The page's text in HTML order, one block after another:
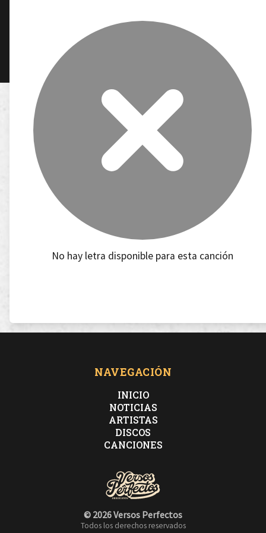
No hay letra disponible para esta canción
NAVEGACIÓN
INICIO
NOTICIAS
ARTISTAS
DISCOS
CANCIONES
© 2026 Versos Perfectos
Todos los derechos reservados